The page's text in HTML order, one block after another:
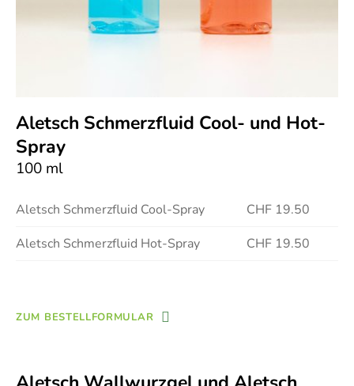
Aletsch Schmerzfluid Cool- und Hot-
Spray
100 ml
Aletsch Schmerzfluid Cool-Spray
CHF 19.50
Aletsch Schmerzfluid Hot-Spray
CHF 19.50
ZUM BESTELLFORMULAR